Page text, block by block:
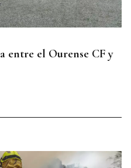
entre el Ourense CF y